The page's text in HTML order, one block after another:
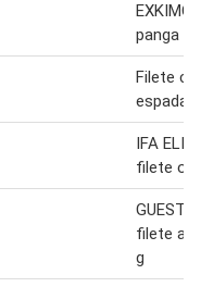
EXKIMO
panga
Filete
espada
IFA
filete
GUEST
filete a.
g